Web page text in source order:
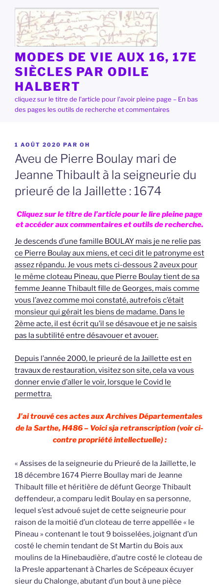
contenu
principal
MODES DE VIE AUX 16, 17E
SIÈCLES PAR ODILE
HALBERT
cliquez sur le titre de l'article pour l'avoir pleine page – En bas
des pages les outils de recherche et commentaires
PUBLIÉ
LE
1 AOÛT 2020 PAR OH
Aveu de Pierre Boulay mari de
Jeanne Thibault à la seigneurie du
prieuré de la Jaillette : 1674
Cliquez sur le titre de l’article pour le lire pleine page
et accéder aux commentaires et outils de recherche.
Je descends d’une famille BOULAY mais je ne relie pas
ce Pierre Boulay aux miens, et ceci dit le patronyme est
assez répandu. Je vous mets ci-dessous 2 aveux pour
le même cloteau Pineau, que Pierre Boulay tient de sa
femme Jeanne Thibault fille de Georges, mais comme
vous l’avez comme moi constaté, autrefois c’était
monsieur qui gérait les biens de madame. Dans le
2ème acte, il est écrit qu’il se désavoue et je ne saisis
pas la subtilité entre désavouer et avouer.
Depuis l’année 2000, le prieuré de la Jaillette est en
travaux de restauration, visitez son site, cela va vous
donner envie d’aller le voir, lorsque le Covid le
permettra.
J’ai trouvé ces actes aux Archives Départementales
de la Sarthe, H486 – Voici sja retranscription (voir ci-
contre propriété intellectuelle) :
« Assises de la seigneurie du Prieuré de la Jaillette, le
18 décembre 1674 Pierre Boullay mari de Jeanne
Thibault fille et héritière de défunt George Thibault
deffendeur, a comparu ledit Boulay en sa personne,
lequel s’est advoué sujet de cette seigneurie pour
raison de la moitié d’un cloteau de terre appellée « le
Pineau » contenant le tout 9 boisselées, joignant d’un
costé le chemin tendant de St Martin du Bois aux
moulins de la Hinebaudière, d’autre costé le cloteau de
la Presle appartenant à Charles de Scépeaux écuyer
sieur du Chalonge, abutant d’un bout à une pièce